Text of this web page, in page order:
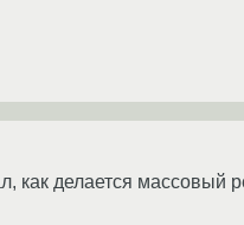
как делается массовый